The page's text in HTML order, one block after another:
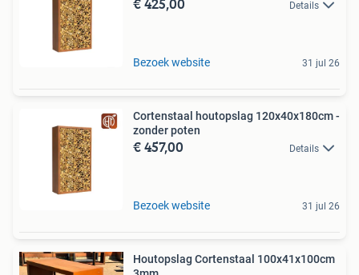
Details
Bezoek website 31 jul 26
Cortenstaal houtopslag 120x40x180cm -
zonder poten
€ 457,00 Details
Bezoek website 31 jul 26
Houtopslag Cortenstaal 100x41x100cm